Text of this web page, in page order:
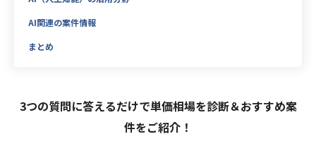
AI関連の案件情報
まとめ
3つの質問に答えるだけで単価相場を診断＆おすすめ案
件をご紹介！